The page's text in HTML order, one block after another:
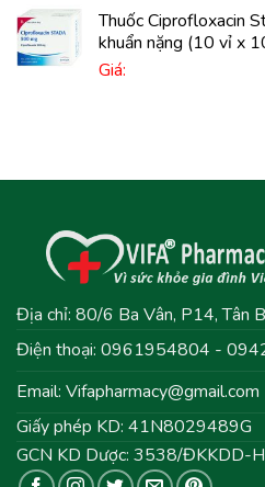
Thuốc Ciprofloxacin
khuẩn nặng (10 vỉ x
Giá:
Địa chỉ: 80/6 Ba Vân, P14, Tân
Điện thoại: 0961954804 -
Email: Vifapharmacy@gmail.com
Giấy phép KD: 41N8029489G
GCN KD Dược: 3538/ĐKKDD-